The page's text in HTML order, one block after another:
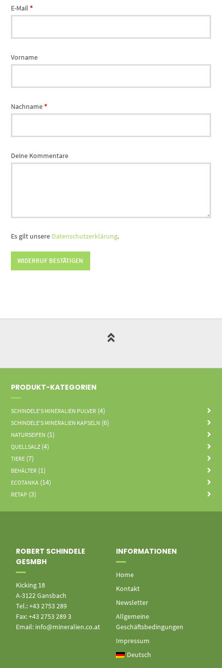
E-Mail*erforderlich
Vorname
Nachname*erforderlich
Deine Kommentare
Es gilt unsere Datenschutzerklärung.
WIDERRUF BESTÄTIGEN
PRODUKT-KATEGORIEN
SCHINDELE'S MINERALIEN PULVER (4)
SCHINDELE'S MINERALIEN KAPSELN (6)
NATURSEIFEN (1)
QUELLSALZ (4)
TIERE (7)
BEHÄLTER (1)
ECOTANKA (14)
RETAP (3)
ROBERT SCHINDELE
GESMBH
Kicking 18
A-3122 Gansbach
Tel.: +43 2753 289
Fax: +43 2753 289 3
Email: info@mineralien.co.at
INFORMATIONEN
Home
Kontakt
Newsletter
Allgemeine
Geschäftsbedingungen
Impressum
Deutsch